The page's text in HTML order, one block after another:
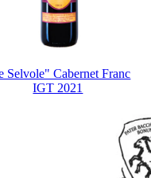
Selvole" Cabernet Franc
IGT 2021